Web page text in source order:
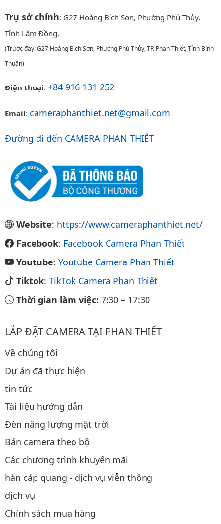
Trụ sở chính: G27 Hoàng Bích Sơn, Phường Phú Thủy,
Tỉnh Lâm Đồng.
(Trước đây: G27 Hoàng Bích Sơn, Phường Phú Thủy, TP. Phan Thiết, Tỉnh Bình
Thuận)
Điện thoại: +84 916 131 252
Email: cameraphanthiet.net@gmail.com
Đường đi đến CAMERA PHAN THIẾT
Website: https://www.cameraphanthiet.net/
Facebook: Facebook Camera Phan Thiết
Youtube: Youtube Camera Phan Thiết
Tiktok: TikTok Camera Phan Thiết
Thời gian làm việc: 7:30 – 17:30
LẮP ĐẶT CAMERA TẠI PHAN THIẾT
Về chúng tôi
Dự án đã thực hiện
tin tức
Tài liệu hướng dẫn
Đèn năng lượng mặt trời
Bán camera theo bộ
Các chương trình khuyến mãi
hàn cáp quang - dịch vụ viễn thông
dịch vụ
Chính sách mua hàng